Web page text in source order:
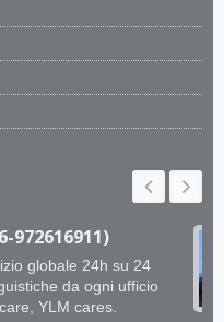
972616911)
globale 24h su 24
da ogni ufficio
YLM cares.